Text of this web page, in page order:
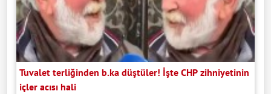
Tuvalet terliğinden b.ka düştüler! İşte CHP zihniyetinin
içler acısı hali